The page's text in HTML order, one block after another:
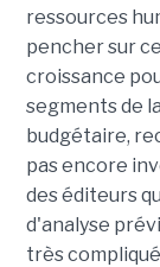
ressources
pencher sur
croissance
segments de
budgétaire,
pas encore
des éditeurs
d'analyse
très